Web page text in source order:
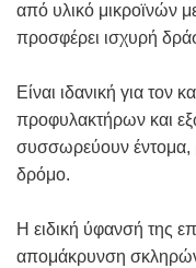
από υλικό μικροϊνών
προσφέρει ισχυρή
Είναι ιδανική για τον
προφυλακτήρων και
συσσωρεύουν έντομα,
δρόμο.
Η ειδική ύφανσή της
απομάκρυνση